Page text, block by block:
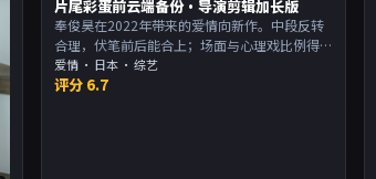
片尾彩蛋前云端备份·导演剪辑加长版
奉俊昊在2022年带来的爱情向新作。中段反转
合理，伏笔前后能合上；场面与心理戏比例得
当。主演以演技派为主，适合喜欢强叙事与人
物关系的观众加入片单。
爱情 · 日本 · 综艺
评分 6.7